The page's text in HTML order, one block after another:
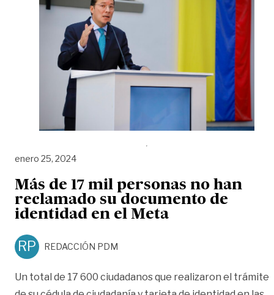
enero 25, 2024
Más de 17 mil personas no han
reclamado su documento de
identidad en el Meta
RP REDACCIÓN PDM
Un total de 17 600 ciudadanos que realizaron el trámite